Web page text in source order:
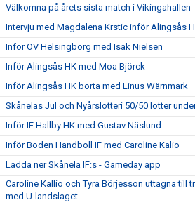
Välkomna på årets sista match i Vikingahallen
Intervju med Magdalena Krstic inför Alingsås
Inför OV Helsingborg med Isak Nielsen
Inför Alingsås HK med Moa Björck
Inför Alingsås HK borta med Linus Wärnmark
Skånelas Jul och Nyårslotteri 50/50 lotter
Inför IF Hallby HK med Gustav Näslund
Inför Boden Handboll IF med Caroline Kalio
Ladda ner Skånela IF:s - Gameday app
Caroline Kallio och Tyra Börjesson uttagna till
med U-landslaget